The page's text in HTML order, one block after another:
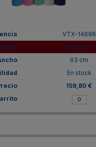
VTX-14696
Burdeos
63 cm
En stock
159,80 €